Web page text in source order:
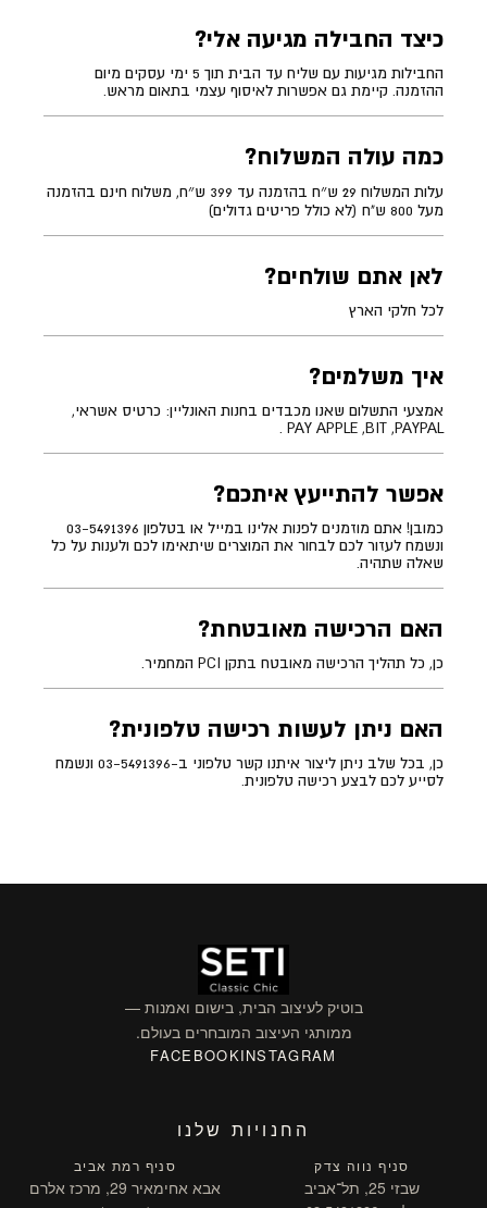
כיצד החבילה מגיעה אלי?
החבילות מגיעות עם שליח עד הבית תוך 5 ימי עסקים מיום
ההזמנה. קיימת גם אפשרות לאיסוף עצמי בתאום מראש.
כמה עולה המשלוח?
עלות המשלוח 29 ש״ח בהזמנה עד 399 ש״ח, משלוח חינם בהזמנה
מעל 800 ש"ח (לא כולל פריטים גדולים)
לאן אתם שולחים?
לכל חלקי הארץ
איך משלמים?
אמצעי התשלום שאנו מכבדים בחנות האונליין: כרטיס אשראי,
PAY APPLE ,BIT ,PAYPAL .
אפשר להתייעץ איתכם?
כמובן! אתם מוזמנים לפנות אלינו במייל או בטלפון 03-5491396
ונשמח לעזור לכם לבחור את המוצרים שיתאימו לכם ולענות על כל
שאלה שתהיה.
האם הרכישה מאובטחת?
כן, כל תהליך הרכישה מאובטח בתקן PCI המחמיר.
האם ניתן לעשות רכישה טלפונית?
כן, בכל שלב ניתן ליצור איתנו קשר טלפוני ב-03-5491396 ונשמח
לסייע לכם לבצע רכישה טלפונית.
בוטיק לעיצוב הבית, בישום ואמנות —
ממותגי העיצוב המובחרים בעולם.
INSTAGRAM
FACEBOOK
החנויות שלנו
סניף נווה צדק
שבזי 25, תל־אביב
סניף רמת אביב
אבא אחימאיר 29, מרכז אלרם